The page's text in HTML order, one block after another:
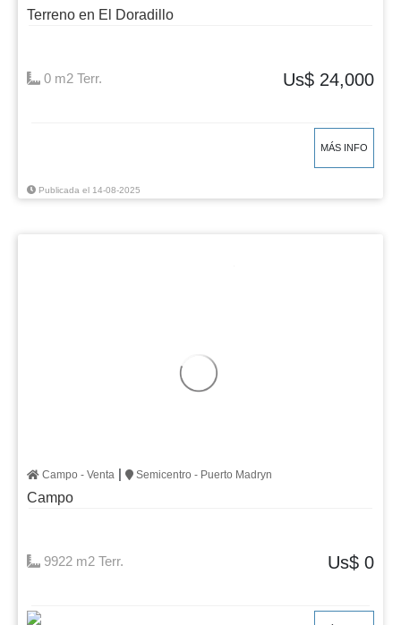
Terreno en El Doradillo
0 m2 Terr. Us$ 24,000
MÁS INFO
Publicada el 14-08-2025
Campo - Venta | Semicentro - Puerto Madryn
Campo
9922 m2 Terr. Us$ 0